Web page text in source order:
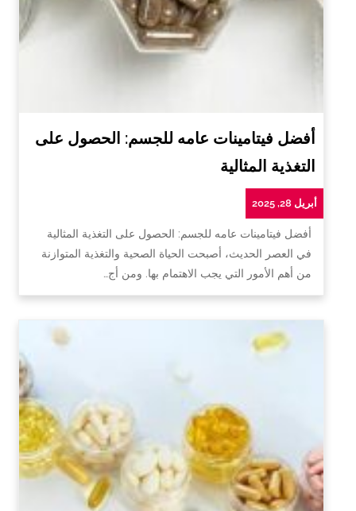
أفضل فيتامينات عامه للجسم: الحصول على
التغذية المثالية
أبريل 28, 2025
أفضل فيتامينات عامه للجسم: الحصول على التغذية المثالية
في العصر الحديث، أصبحت الحياة الصحية والتغذية المتوازنة
من أهم الأمور التي يجب الاهتمام بها. ومن أج…